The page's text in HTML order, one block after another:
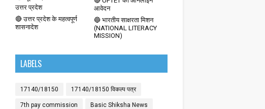
उत्तर प्रदेश
आवेदन
🔴 उत्तर प्रदेश के महत्वपूर्ण
शासनादेश
🔵 भारतीय साक्षरता मिशन
(NATIONAL LITERACY
MISSION)
LABELS
17140/18150 17140/18150 विकल्प पत्र
7th pay commission Basic Shiksha News